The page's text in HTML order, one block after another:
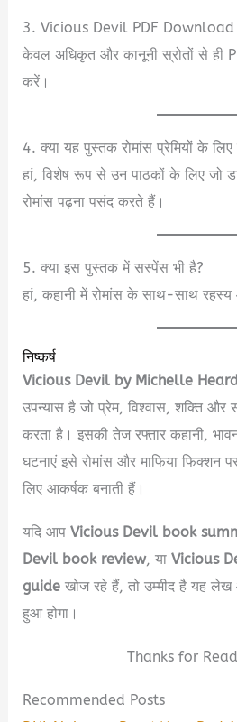
3. Vicious Devil PDF Download
केवल अधिकृत और कानूनी स्रोतों से ही
करें।
4. क्या यह पुस्तक रोमांस प्रेमियों के
हां, विशेष रूप से उन पाठकों के लिए जो
रोमांस पढ़ना पसंद करते हैं।
5. क्या इस पुस्तक में सस्पेंस भी है?
हां, कहानी में रोमांस के साथ-साथ रहस्य
निष्कर्ष
Vicious Devil by Michelle
उपन्यास है जो प्रेम, विश्वास, शक्ति और
करता है। इसकी तेज रफ्तार कहानी,
घटनाएं इसे रोमांस और माफिया फिक्शन
लिए आकर्षक बनाती हैं।
यदि आपVicious Devil book
Devil book review, याVicious
guide खोज रहे हैं, तो उम्मीद है यह लेख
हुआ होगा।
Thanks for
Recommended Posts